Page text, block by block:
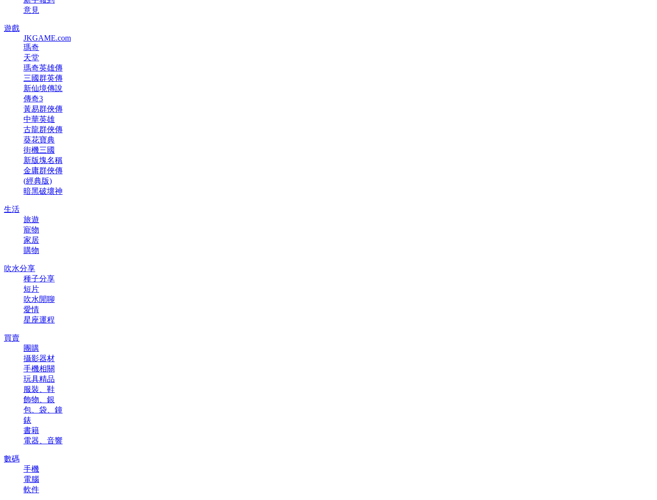
意見
遊戲
JKGAME.com
瑪奇
天堂
瑪奇英雄傳
三國群英傳
新仙境傳說
傳奇3
黃易群俠傳
中華英雄
古龍群俠傳
葵花寶典
街機三國
新版塊名稱
金庸群俠傳
(經典版)
暗黑破壞神
生活
旅遊
寵物
家居
購物
吹水分享
種子分享
短片
吹水閒聊
愛情
星座運程
買賣
團購
攝影器材
手機相關
玩具精品
服裝、鞋
飾物、銀
包、袋、鐘
錶
書籍
電器、音響
數碼
手機
電腦
軟件